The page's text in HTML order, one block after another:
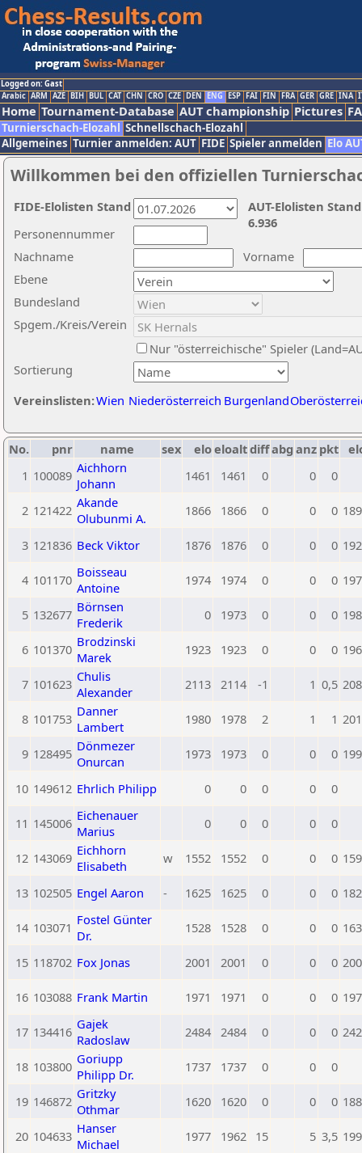
Logged on: Gast
Arabic ARM AZE BIH BUL CAT CHN CRO CZE DEN ENG ESP FAI FIN FRA GER GRE INA
Home Tournament-Database AUT championship Pictures
Turnierschach-Elozahl Schnellschach-Elozahl
Allgemeines Turnier anmelden: AUT FIDE Spieler anmelden Elo
Willkommen bei den offiziellen
Nachname
Vorname
Ebene
Sortierung
Personennummer
Bundesland
Spgem./Kreis/Verein
Nur "österreichische" Spieler
Vereinslisten:Wien Niederösterreich Burgenland
AUT-Elolisten
6.936
FIDE-Elolisten Stand
No. pnr name sex eloeloaltdiffabg anz pkt
1 100089 Aichhorn
Johann
1461 1461 0 0 0
2 121422 Akande
Olubunmi A.
1866 1866 0 0 0
3 121836 Beck Viktor 1876 1876 0 0 0
4 101170 Boisseau
Antoine
1974 1974 0 0 0
5 132677 Börnsen
Frederik
0 1973 0 0 0
6 101370 Brodzinski
Marek
1923 1923 0 0 0
7 101623 Chulis
Alexander
2113 2114 -1 1 0,5
8 101753 Danner
Lambert
1980 1978 2 1 1
9 128495 Dönmezer
Onurcan
1973 1973 0 0 0
10 149612 Ehrlich Philipp 0 0 0 0 0
11 145006 Eichenauer
Marius
0 0 0 0 0
12 143069 Eichhorn
Elisabeth
w 1552 1552 0 0 0
13 102505 Engel Aaron - 1625 1625 0 0 0
14 103071 Fostel Günter
Dr.
1528 1528 0 0 0
15 118702 Fox Jonas 2001 2001 0 0 0
16 103088 Frank Martin 1971 1971 0 0 0
17 134416 Gajek
Radoslaw
2484 2484 0 0 0
18 103800 Goriupp
Philipp Dr.
1737 1737 0 0 0
19 146872 Gritzky
Othmar
1620 1620 0 0 0
20 104633 Hanser
Michael
1977 1962 15 5 3,5